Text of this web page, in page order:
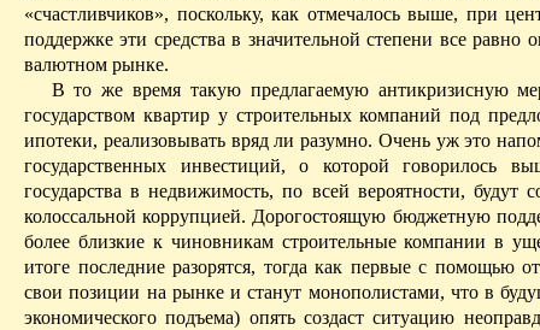
«счастливчиков», поскольку, как отмечалось выше, при
поддержке эти средства в значительной степени все равно
валютном рынке.
В то же время такую предлагаемую антикризисную
государством квартир у строительных компаний под
ипотеки, реализовывать вряд ли разумно. Очень уж это
государственных инвестиций, о которой говорилось
государства в недвижимость, по всей вероятности, будут
колоссальной коррупцией. Дорогостоящую бюджетную
более близкие к чиновникам строительные компании в
итоге последние разорятся, тогда как первые с помощью
свои позиции на рынке и станут монополистами, что в
экономического подъема) опять создаст ситуацию